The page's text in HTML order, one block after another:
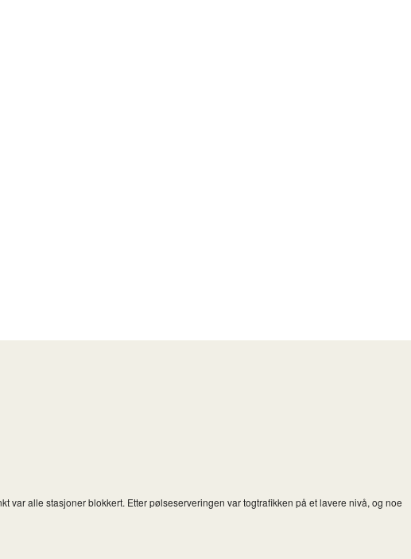
var alle stasjoner blokkert. Etter pølseserveringen var togtrafikken på et lavere nivå, og noe